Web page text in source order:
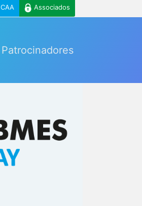
CAA Associados
Patrocinadores